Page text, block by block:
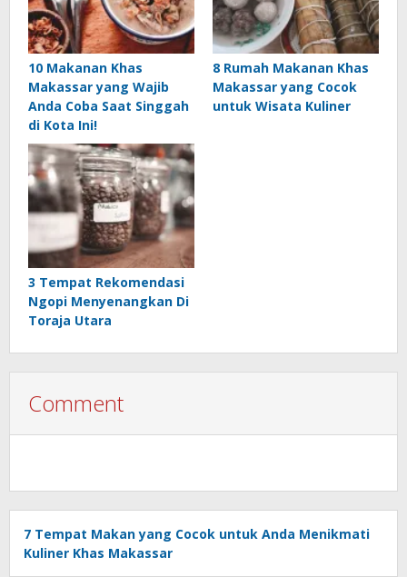
10 Makanan Khas
Makassar yang Wajib
Anda Coba Saat Singgah
di Kota Ini!
8 Rumah Makanan Khas
Makassar yang Cocok
untuk Wisata Kuliner
3 Tempat Rekomendasi
Ngopi Menyenangkan Di
Toraja Utara
Comment
7 Tempat Makan yang Cocok untuk Anda Menikmati
Kuliner Khas Makassar